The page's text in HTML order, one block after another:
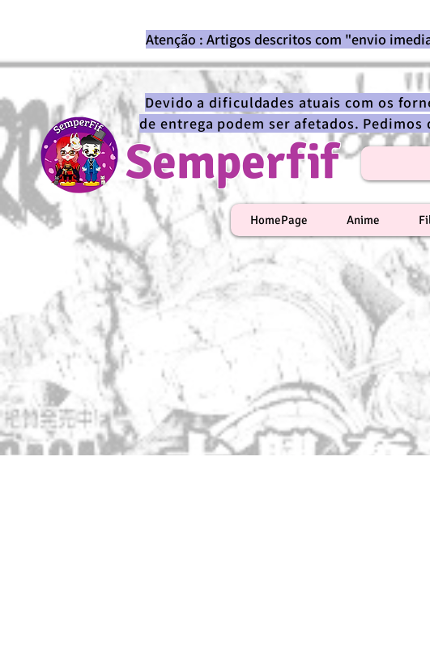
Semperfif
Atenção : Artigos descritos com "envio
Devido a dificuldades atuais com os
de entrega podem ser afetados.
HomePage Anime